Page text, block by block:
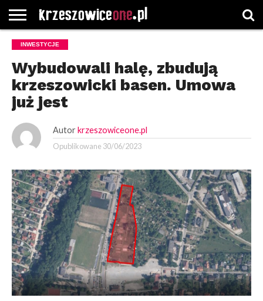
STRONA
GŁÓWNA
WYBORY
WYBIERZ
ROZKŁADY
GREGORCZYK
KONTAKT
INWESTYCJE
Wybudowali halę, zbudują
krzeszowicki basen. Umowa
już jest
Autor krzeszowiceone.pl
Opublikowane 30/06/2023